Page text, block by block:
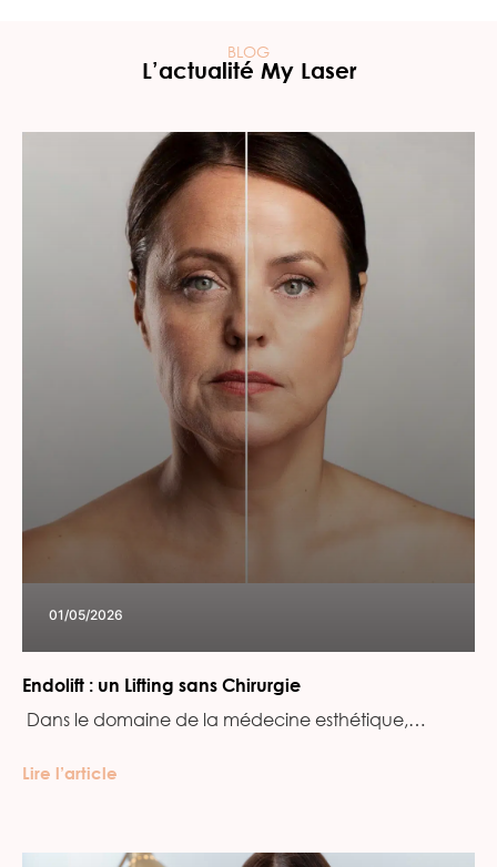
BLOG
L’actualité My Laser
01/05/2026
Endolift : un Lifting sans Chirurgie
‍ Dans le domaine de la médecine esthétique,…
Lire l’article